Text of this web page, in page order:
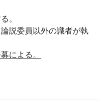
。
説委員以外の識者が執
による。